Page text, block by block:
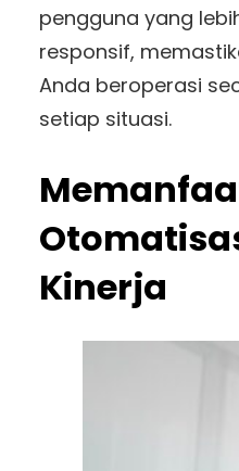
pengguna yang
responsif,
Anda beroperasi
setiap situasi.
Kinerja